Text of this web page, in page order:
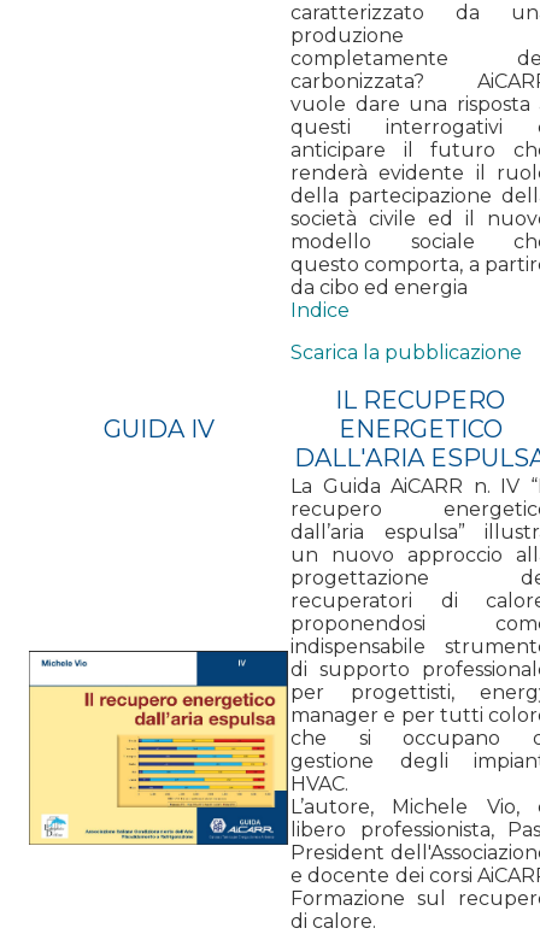
caratterizzato da
produzione
completamente
carbonizzata?
vuole dare una risposta
questi interrogativi
anticipare il futuro
renderà evidente il
della partecipazione
società civile ed il
modello sociale
questo comporta, a
da cibo ed energia
Indice
Scarica la pubblicazione
GUIDA IV
IL RECUPERO
ENERGETICO
DALL'ARIA
La Guida AiCARR n. IV
recupero
dall’aria espulsa”
un nuovo approccio
progettazione
recuperatori di
proponendosi
indispensabile
di supporto
per progettisti,
manager e per tutti
che si occupano
gestione degli
HVAC.
L’autore, Michele Vio,
libero professionista,
President
e docente dei corsi
Formazione sul
di calore.